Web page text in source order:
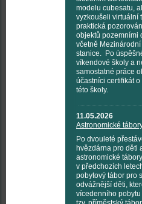
modelu cubesatu,
vyzkoušeli virtuální
praktická
objektů pozemními
včetně Mezinárodní
stanice. Po
víkendové školy a
samostatné práce
účastníci certifikát
této školy.
11.05.2026
Astronomické
Po dvouleté
hvězdárna pro děti
astronomické
v předchozích
pobytový tábor pro
odvážnější děti,
vícedenního pobytu